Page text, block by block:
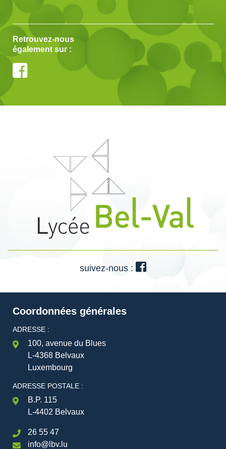
Retrouvez-nous
également sur :
suivez-nous :
Coordonnées générales
ADRESSE :
100, avenue du Blues
L-4368 Belvaux
Luxembourg
ADRESSE POSTALE :
B.P. 115
L-4402 Belvaux
26 55 47
info@lbv.lu